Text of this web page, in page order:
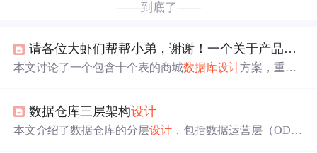
——到底了——
请各位大虾们帮帮小弟，谢谢！一个关于产品搜索
本文讨论了一个包含十个表的商城数据库设计方案，重点
数据仓库三层架构设计
本文介绍了数据仓库的分层设计 ，包括数据运营层（OD